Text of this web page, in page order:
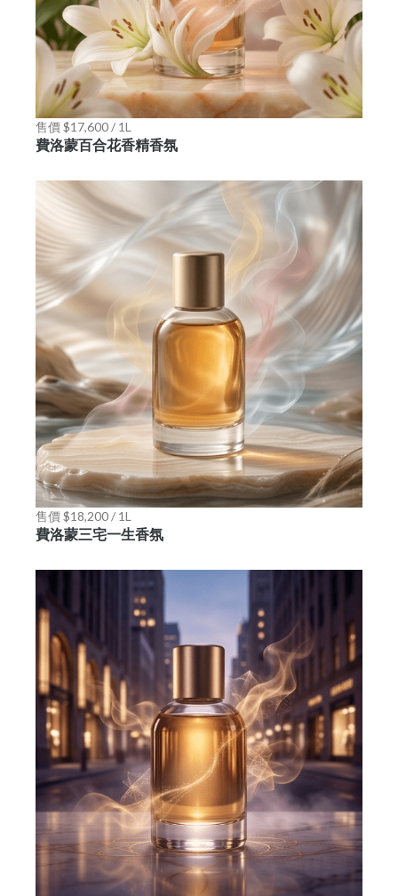
售價 $17,600 / 1L
費洛蒙百合花香精香氛
售價 $18,200 / 1L
費洛蒙三宅一生香氛